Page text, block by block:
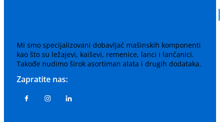
Mi smo specijalizovani dobavljač mašinskih komponenti
kao što su ležajevi, kaiševi, remenice, lanci i lančanici.
Takođe nudimo širok asortiman alata i drugih dodataka.
Zapratite nas: